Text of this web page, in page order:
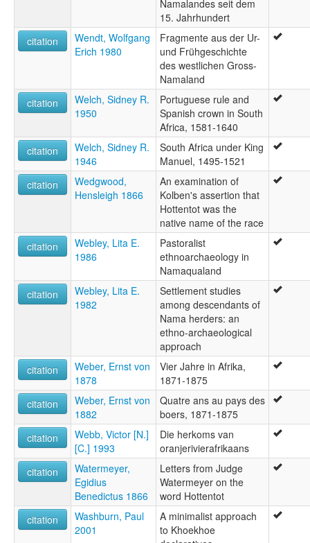
Namalandes seit dem
15. Jahrhundert
citation
Wendt, Wolfgang
Erich 1980
Fragmente aus der Ur-
und Frühgeschichte
des westlichen Gross-
Namaland
citation
Welch, Sidney R.
1950
Portuguese rule and
Spanish crown in South
Africa, 1581-1640
citation
Welch, Sidney R.
1946
South Africa under King
Manuel, 1495-1521
citation
Wedgwood,
Hensleigh 1866
An examination of
Kolben's assertion that
Hottentot was the
native name of the race
citation
Webley, Lita E.
1986
Pastoralist
ethnoarchaeology in
Namaqualand
citation
Webley, Lita E.
1982
Settlement studies
among descendants of
Nama herders: an
ethno-archaeological
approach
citation
Weber, Ernst von
1878
Vier Jahre in Afrika,
1871-1875
citation
Weber, Ernst von
1882
Quatre ans au pays des
boers, 1871-1875
citation
Webb, Victor [N.]
[C.] 1993
Die herkoms van
oranjerivierafrikaans
citation
Watermeyer,
Egidius
Benedictus 1866
Letters from Judge
Watermeyer on the
word Hottentot
citation
Washburn, Paul
2001
A minimalist approach
to Khoekhoe